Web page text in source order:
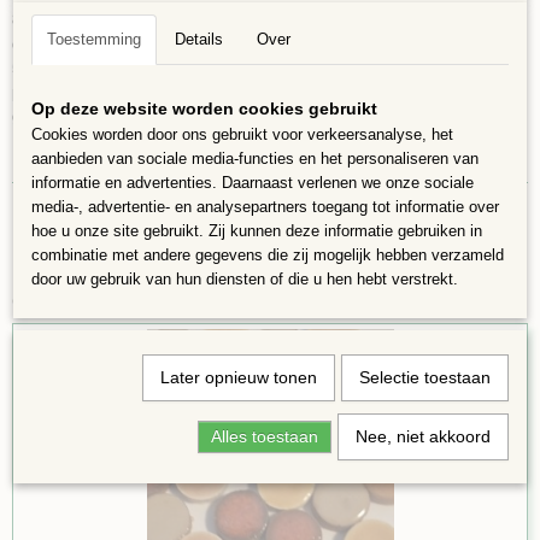
8mm (1/3 inch)
dikte= 3 mm
5g= +/-36 stuks
gegoten, geglazuurd en gebakken aardewerk
Kleuren kunnen afwijken van de foto.
Toestemming Details Over
Op deze website worden cookies gebruikt
Cookies worden door ons gebruikt voor verkeersanalyse, het
aanbieden van sociale media-functies en het personaliseren van
informatie en advertenties. Daarnaast verlenen we onze sociale
media-, advertentie- en analysepartners toegang tot informatie over
hoe u onze site gebruikt. Zij kunnen deze informatie gebruiken in
combinatie met andere gegevens die zij mogelijk hebben verzameld
door uw gebruik van hun diensten of die u hen hebt verstrekt.
Later opnieuw tonen Selectie toestaan
Alles toestaan Nee, niet akkoord